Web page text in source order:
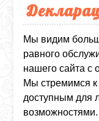
Мы видим
равного
нашего сайта с
Мы стремимся к
доступным для
возможностями.